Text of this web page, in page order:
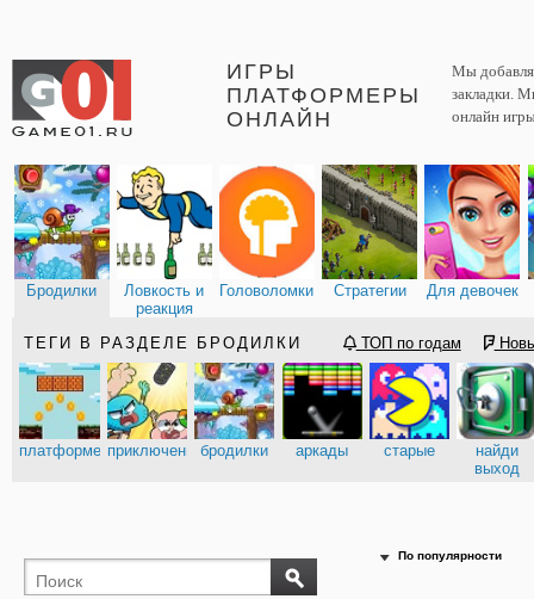
ИГРЫ
ПЛАТФОРМЕРЫ
ОНЛАЙН
Мы
закладки.
онлайн
Бродилки
Ловкость и
реакция
Головоломки Стратегии Для девочек
ТЕГИ В РАЗДЕЛЕ БРОДИЛКИ ТОП по годам
платформерыприключениябродилки аркады старые
найди
выход
По популярности